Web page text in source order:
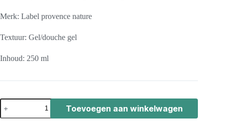
Merk: Label provence nature
Textuur: Gel/douche gel
Inhoud: 250 ml
Toevoegen aan winkelwagen